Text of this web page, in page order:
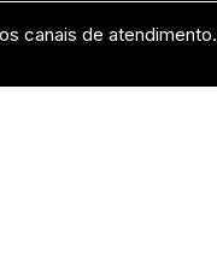
canais de atendimento.